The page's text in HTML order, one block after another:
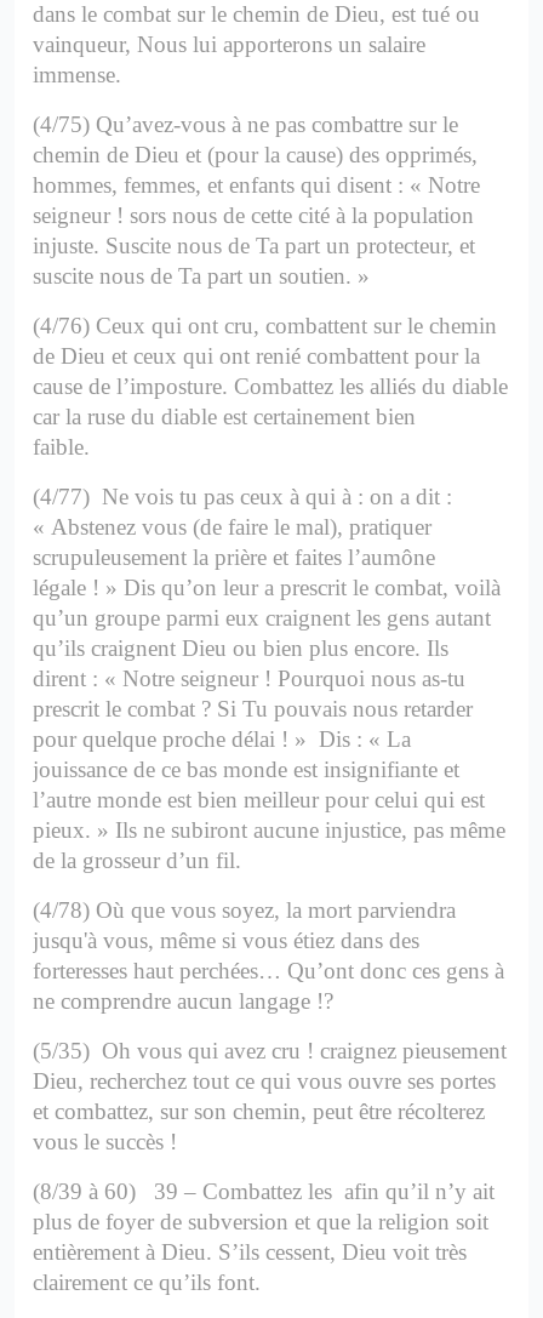
dans le combat sur le chemin de Dieu, est tué ou
vainqueur, Nous lui apporterons un salaire
immense.
(4/75) Qu’avez-vous à ne pas combattre sur le
chemin de Dieu et (pour la cause) des opprimés,
hommes, femmes, et enfants qui disent : « Notre
seigneur ! sors nous de cette cité à la population
injuste. Suscite nous de Ta part un protecteur, et
suscite nous de Ta part un soutien. »
(4/76) Ceux qui ont cru, combattent sur le chemin
de Dieu et ceux qui ont renié combattent pour la
cause de l’imposture. Combattez les alliés du diable
car la ruse du diable est certainement bien
faible.
(4/77) Ne vois tu pas ceux à qui à : on a dit :
« Abstenez vous (de faire le mal), pratiquer
scrupuleusement la prière et faites l’aumône
légale ! » Dis qu’on leur a prescrit le combat, voilà
qu’un groupe parmi eux craignent les gens autant
qu’ils craignent Dieu ou bien plus encore. Ils
dirent : « Notre seigneur ! Pourquoi nous as-tu
prescrit le combat ? Si Tu pouvais nous retarder
pour quelque proche délai ! » Dis : « La
jouissance de ce bas monde est insignifiante et
l’autre monde est bien meilleur pour celui qui est
pieux. » Ils ne subiront aucune injustice, pas même
de la grosseur d’un fil.
(4/78) Où que vous soyez, la mort parviendra
jusqu'à vous, même si vous étiez dans des
forteresses haut perchées… Qu’ont donc ces gens à
ne comprendre aucun langage !?
(5/35) Oh vous qui avez cru ! craignez pieusement
Dieu, recherchez tout ce qui vous ouvre ses portes
et combattez, sur son chemin, peut être récolterez
vous le succès !
(8/39 à 60) 39 – Combattez les afin qu’il n’y ait
plus de foyer de subversion et que la religion soit
entièrement à Dieu. S’ils cessent, Dieu voit très
clairement ce qu’ils font.